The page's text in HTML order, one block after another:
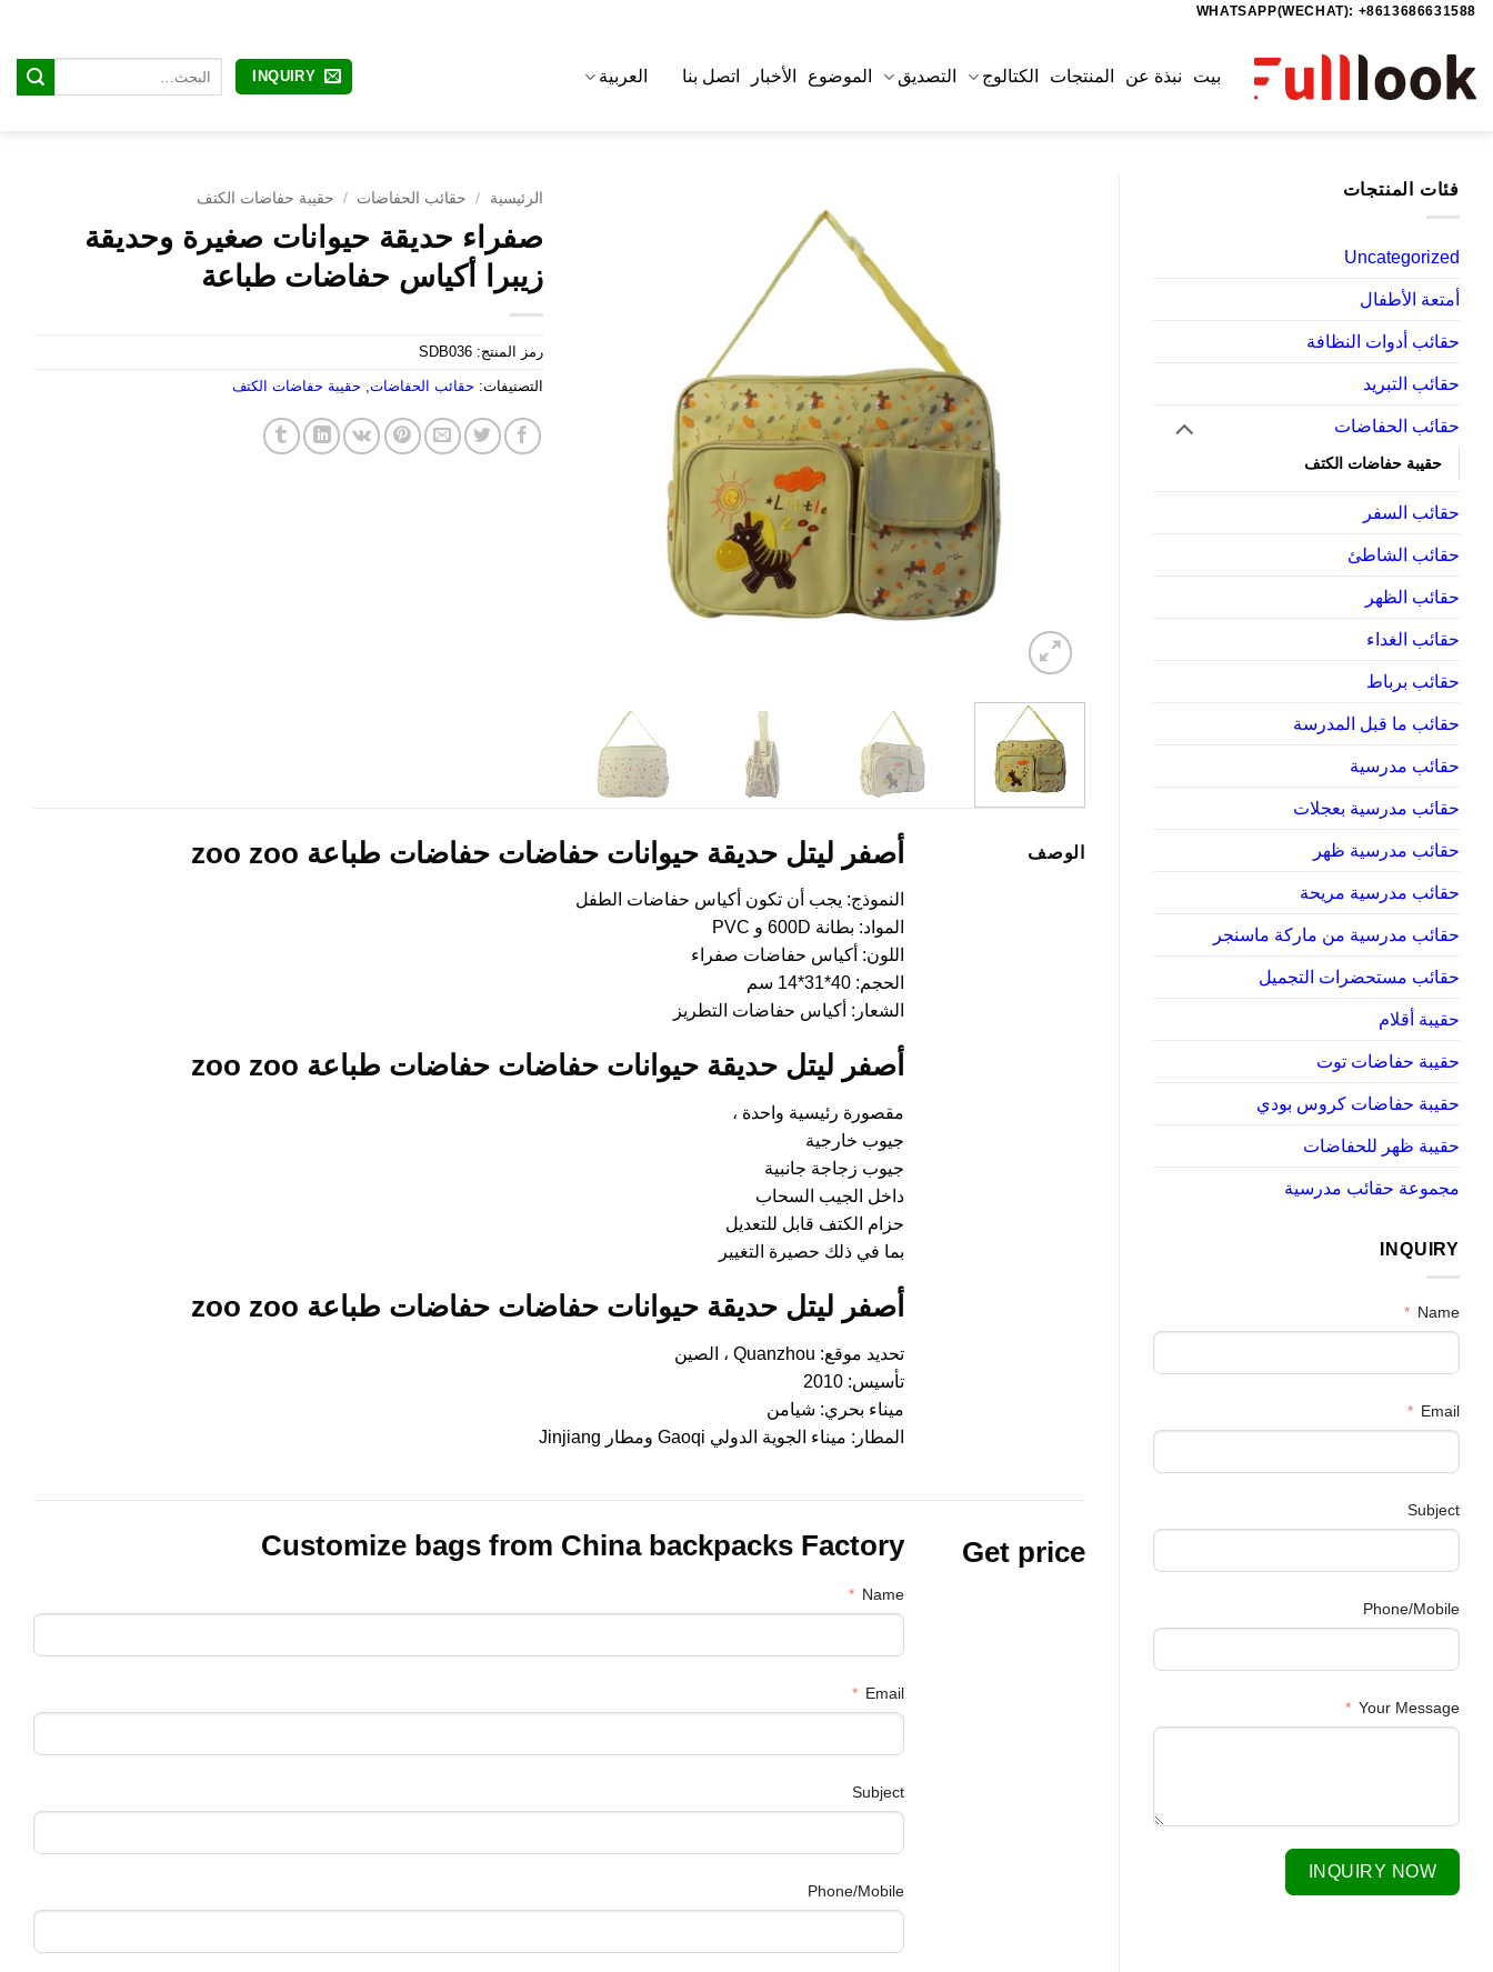
تخطي
WHATSAPP(WECHAT): +8613686631588
بيت نبذة عن المنتجات الكتالوج التصديق الموضوع الأخبار اتصل بنا العربية INQUIRY
فئات المنتجات
Uncategorized
أمتعة الأطفال
حقائب أدوات النظافة
حقائب التبريد
حقائب الحفاضات
حقيبة حفاضات الكتف
حقائب السفر
حقائب الشاطئ
حقائب الظهر
حقائب الغداء
حقائب برباط
حقائب ما قبل المدرسة
حقائب مدرسية
حقائب مدرسية بعجلات
حقائب مدرسية ظهر
حقائب مدرسية مريحة
حقائب مدرسية من ماركة ماسنجر
حقائب مستحضرات التجميل
حقيبة أقلام
حقيبة حفاضات توت
حقيبة حفاضات كروس بودي
حقيبة ظهر للحفاضات
مجموعة حقائب مدرسية
INQUIRY
Name
Email
Subject
Phone/Mobile
Your Message
INQUIRY NOW
الرئيسية / حقائب الحفاضات / حقيبة حفاضات الكتف
صفراء حديقة حيوانات صغيرة وحديقة
زيبرا أكياس حفاضات طباعة
رمز المنتج:SDB036
التصنيفات: حقائب الحفاضات حقيبة حفاضات الكتف
الوصف أصفر ليتل حديقة حيوانات حفاضات حفاضات طباعة zoo zoo
النموذج: يجب أن تكون أكياس حفاضات الطفل
المواد: بطانة 600D و PVC
اللون: أكياس حفاضات صفراء
الحجم: 40*31*14 سم
الشعار: أكياس حفاضات التطريز
أصفر ليتل حديقة حيوانات حفاضات حفاضات طباعة zoo zoo
مقصورة رئيسية واحدة ،
جيوب خارجية
جيوب زجاجة جانبية
داخل الجيب السحاب
حزام الكتف قابل للتعديل
بما في ذلك حصيرة التغيير
أصفر ليتل حديقة حيوانات حفاضات حفاضات طباعة zoo zoo
تحديد موقع: Quanzhou ، الصين
تأسيس: 2010
ميناء بحري: شيامن
المطار: ميناء الجوية الدولي Gaoqi ومطار Jinjiang
Get price
Customize bags from China backpacks Factory
Name
Email
Subject
Phone/Mobile